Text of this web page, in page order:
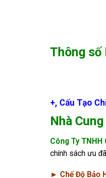
Thông số
+, Cấu Tạo
Nhà Cung
Công Ty TNHH
chính sách ưu
► Chế Độ Bảo